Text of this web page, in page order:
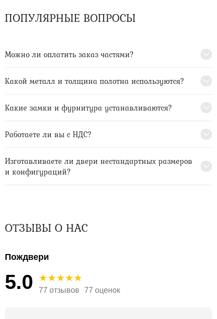
ПОПУЛЯРНЫЕ ВОПРОСЫ
Можно ли оплатить заказ частями?
Какой металл и толщина полотна используются?
Какие замки и фурнитура устанавливаются?
Работаете ли вы с НДС?
Изготавливаете ли двери нестандартных размеров
и конфигураций?
ОТЗЫВЫ О НАС
Пождвери
5.0 77 отзывов 77 оценок